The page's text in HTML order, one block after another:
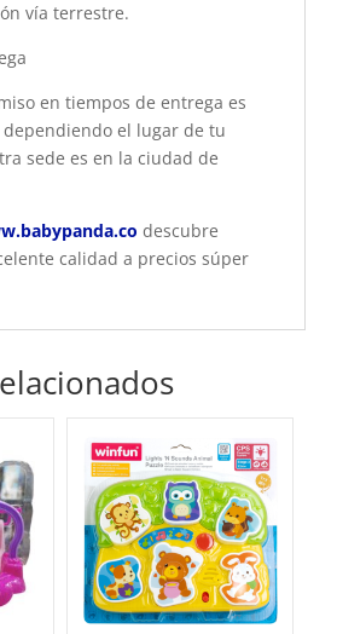
vía terrestre.
en tiempos de entrega es
dependiendo el lugar de tu
sede es en la ciudad de
descubre
calidad a precios súper